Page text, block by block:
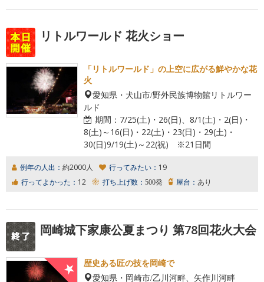
リトルワールド 花火ショー
「リトルワールド」の上空に広がる鮮やかな花
火
愛知県・犬山市/野外民族博物館リトルワー
ルド
期間： 7/25(土)・26(日)、8/1(土)・2(日)・
8(土)～16(日)・22(土)・23(日)・29(土)・
30(日)9/19(土)～22(祝) ※21日間
例年の人出： 約2000人 行ってみたい： 19
行ってよかった： 12 打ち上げ数： 500発 屋台： あり
岡崎城下家康公夏まつり 第78回花火大会
歴史ある匠の技を岡崎で
愛知県・岡崎市/乙川河畔、矢作川河畔